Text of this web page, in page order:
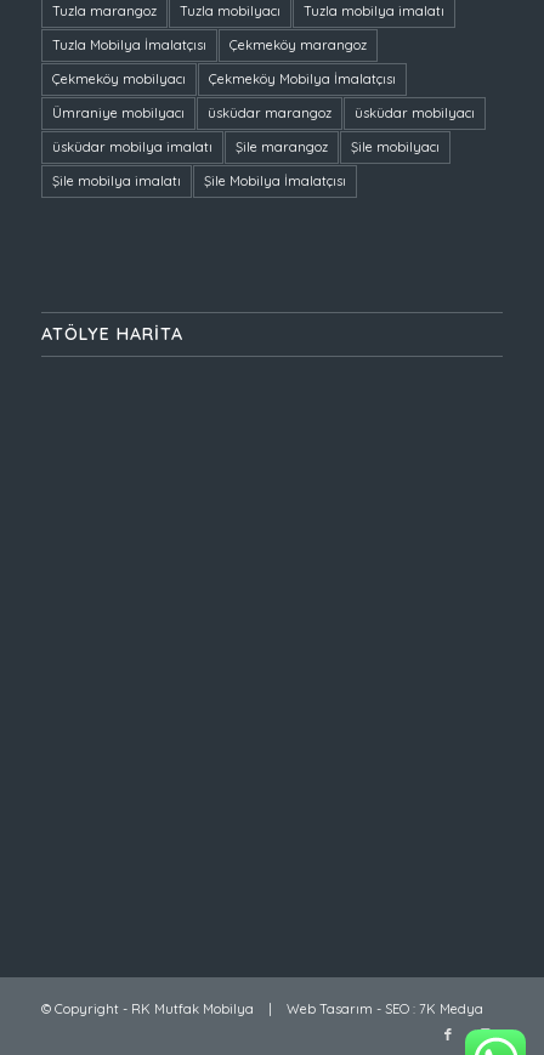
Tuzla marangoz
Tuzla mobilyacı
Tuzla mobilya imalatı
Tuzla Mobilya İmalatçısı
Çekmeköy marangoz
Çekmeköy mobilyacı
Çekmeköy Mobilya İmalatçısı
Ümraniye mobilyacı
üsküdar marangoz
üsküdar mobilyacı
üsküdar mobilya imalatı
Şile marangoz
Şile mobilyacı
Şile mobilya imalatı
Şile Mobilya İmalatçısı
ATÖLYE HARİTA
© Copyright - RK Mutfak Mobilya | Web Tasarım - SEO: 7K Medya